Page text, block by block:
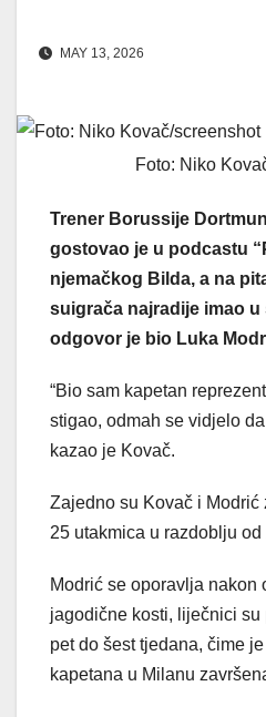
MAY 13, 2026
Foto: Niko
Trener Borussije
gostovao je u podcastu
njemačkog Bilda, a na
suigrača najradije imao
odgovor je bio Luka
“Bio sam kapetan
stigao, odmah se vidjelo
kazao je Kovač.
Zajedno su Kovač i Modrić
25 utakmica u razdoblju
Modrić se oporavlja nakon
jagodične kosti, liječnici
pet do šest tjedana, čime
kapetana u Milanu